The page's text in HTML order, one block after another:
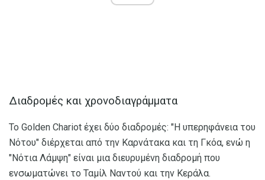
Διαδρομές και χρονοδιαγράμματα
Το Golden Chariot έχει δύο διαδρομές: "Η υπερηφάνεια του
Νότου" διέρχεται από την Καρνάτακα και τη Γκόα, ενώ η
"Νότια Λάμψη" είναι μια διευρυμένη διαδρομή που
ενσωματώνει το Ταμίλ Ναντού και την Κεράλα.